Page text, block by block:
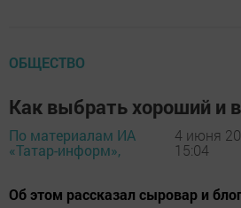
ОБЩЕСТВО
Как выбрать хороший и
По материалам ИА
«Татар-информ»,
4 июня
15:04
Об этом рассказал сыровар и